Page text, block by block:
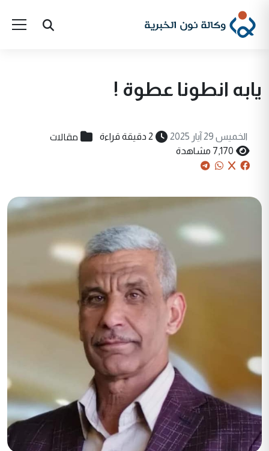
يابه انطونا عطوة !
الخميس 29 آيار 2025 2 دقيقة قراءة مقالات
7,170 مشاهدة